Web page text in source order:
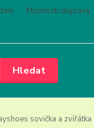
Možnosti dopravy
Hledat
sovička a zvířátka